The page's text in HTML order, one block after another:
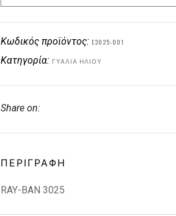
Κωδικός προϊόντος: E3025-001
Κατηγορία: ΓΥΑΛΙΆ ΗΛΊΟΥ
Share on:
ΠΕΡΙΓΡΑΦΉ
RAY-BAN 3025